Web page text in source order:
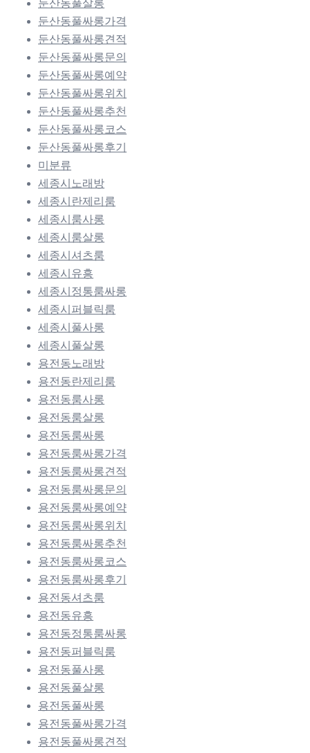
둔산동풀살롱
둔산동풀싸롱가격
둔산동풀싸롱견적
둔산동풀싸롱문의
둔산동풀싸롱예약
둔산동풀싸롱위치
둔산동풀싸롱추천
둔산동풀싸롱코스
둔산동풀싸롱후기
미분류
세종시노래방
세종시란제리룸
세종시룸사롱
세종시룸살롱
세종시셔츠룸
세종시유흥
세종시정통룸싸롱
세종시퍼블릭룸
세종시풀사롱
세종시풀살롱
용전동노래방
용전동란제리룸
용전동룸사롱
용전동룸살롱
용전동룸싸롱
용전동룸싸롱가격
용전동룸싸롱견적
용전동룸싸롱문의
용전동룸싸롱예약
용전동룸싸롱위치
용전동룸싸롱추천
용전동룸싸롱코스
용전동룸싸롱후기
용전동셔츠룸
용전동유흥
용전동정통룸싸롱
용전동퍼블릭룸
용전동풀사롱
용전동풀살롱
용전동풀싸롱
용전동풀싸롱가격
용전동풀싸롱견적